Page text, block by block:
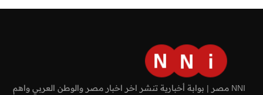
NNI مصر | بوابة أخبارية تنشر اخر اخبار مصر والوطن العربي واهم